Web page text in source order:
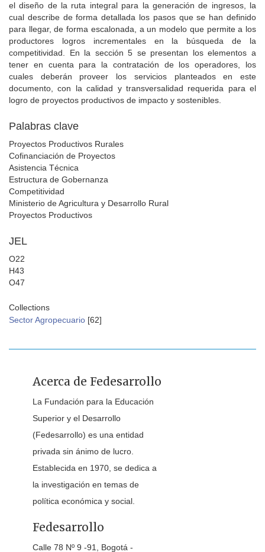
el diseño de la ruta integral para la generación de ingresos, la
cual describe de forma detallada los pasos que se han definido
para llegar, de forma escalonada, a un modelo que permite a los
productores logros incrementales en la búsqueda de la
competitividad. En la sección 5 se presentan los elementos a
tener en cuenta para la contratación de los operadores, los
cuales deberán proveer los servicios planteados en este
documento, con la calidad y transversalidad requerida para el
logro de proyectos productivos de impacto y sostenibles.
Palabras clave
Proyectos Productivos Rurales
Cofinanciación de Proyectos
Asistencia Técnica
Estructura de Gobernanza
Competitividad
Ministerio de Agricultura y Desarrollo Rural
Proyectos Productivos
JEL
O22
H43
O47
Collections
Sector Agropecuario [62]
Acerca de Fedesarrollo
La Fundación para la Educación
Superior y el Desarrollo
(Fedesarrollo) es una entidad
privada sin ánimo de lucro.
Establecida en 1970, se dedica a
la investigación en temas de
política económica y social.
Fedesarrollo
Calle 78 Nº 9 -91, Bogotá -